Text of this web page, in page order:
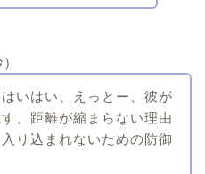
いはい、えっとー、彼が
、距離が縮まらない理由
り込まれないための防御